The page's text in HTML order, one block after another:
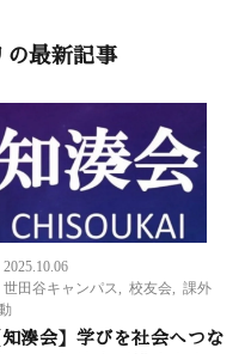
の最新記事
2025.10.06
世田谷キャンパス
校友会
課外
知湊会】学びを社会へつな